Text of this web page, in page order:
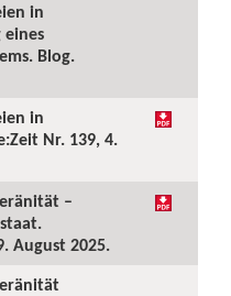
in
Blog.
in
Nr. 139, 4.
–
August 2025.